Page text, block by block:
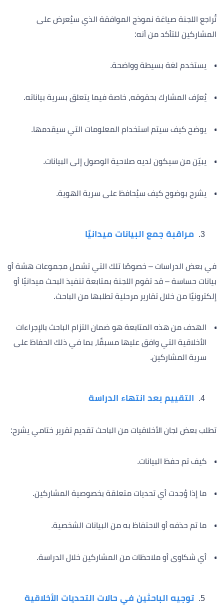
تُراجع اللجنة صياغة نموذج الموافقة الذي سيُعرض على
المشاركين للتأكد من أنه:
يستخدم لغة بسيطة وواضحة.
يُعرّف المشارك بحقوقه، خاصة فيما يتعلق بسرية بياناته.
يوضح كيف سيتم استخدام المعلومات التي سيقدمها.
يبيّن من سيكون لديه صلاحية الوصول إلى البيانات.
يشرح بوضوح كيف سيُحافظ على سرية الهوية.
مراقبة جمع البيانات ميدانيًا
في بعض الدراسات – خصوصًا تلك التي تشمل مجموعات هشة أو
بيانات حساسة – قد تقوم اللجنة بمتابعة تنفيذ البحث ميدانيًا أو
إلكترونيًا من خلال تقارير مرحلية تطلبها من الباحث.
الهدف من هذه المتابعة هو ضمان التزام الباحث بالإجراءات
الأخلاقية التي وافق عليها مسبقًا، بما في ذلك الحفاظ على
سرية المشاركين.
التقييم بعد انتهاء الدراسة
تطلب بعض لجان الأخلاقيات من الباحث تقديم تقرير ختامي يشرح:
كيف تم حفظ البيانات.
ما إذا وُجدت أي تحديات متعلقة بخصوصية المشاركين.
ما تم حذفه أو الاحتفاظ به من البيانات الشخصية.
أي شكاوى أو ملاحظات من المشاركين خلال الدراسة.
توجيه الباحثين في حالات التحديات الأخلاقية